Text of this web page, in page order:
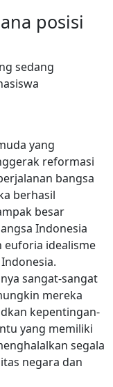
posisi
sedang
yang
reformasi
bangsa
berhasil
besar
Indonesia
euforia idealisme
sangat-sangat
mereka
kepentingan-
yang memiliki
segala
negara dan